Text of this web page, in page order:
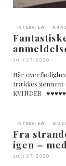
INTERVIEW
JULI 27, 2020
Når
trækkes gennem
KVINDER
INTERVIEW
Fra
igen –
JULI 27, 2020